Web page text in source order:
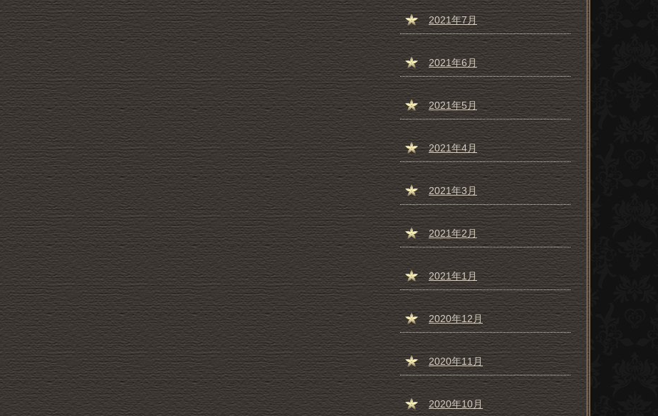
2021年7月
2021年6月
2021年5月
2021年4月
2021年3月
2021年2月
2021年1月
2020年12月
2020年11月
2020年10月